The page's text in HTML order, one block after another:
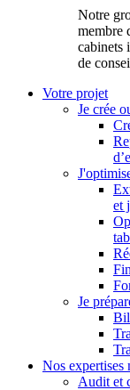
Notr​e
membre
cabinets
de
Votre projet
Je crée
et
Je
Nos expertises
Audit et